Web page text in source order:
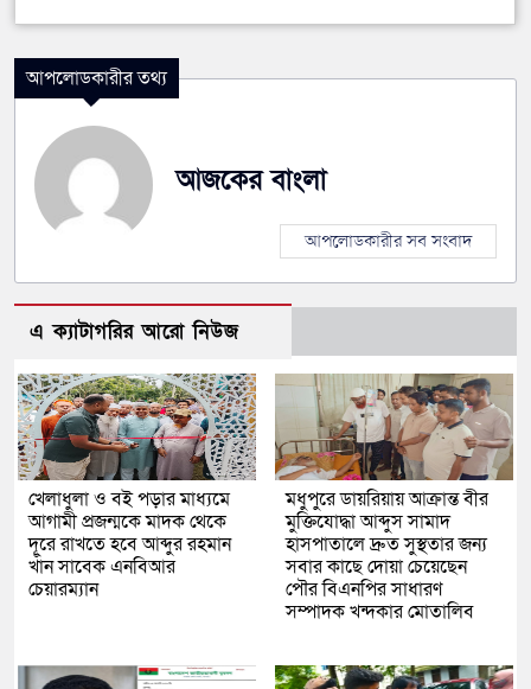
আপলোডকারীর তথ্য
আজকের বাংলা
আপলোডকারীর সব সংবাদ
এ ক্যাটাগরির আরো নিউজ
খেলাধুলা ও বই পড়ার মাধ্যমে
আগামী প্রজন্মকে মাদক থেকে
দূরে রাখতে হবে আব্দুর রহমান
খাঁন সাবেক এনবিআর
চেয়ারম্যান
মধুপুরে ডায়রিয়ায় আক্রান্ত বীর
মুক্তিযোদ্ধা আব্দুস সামাদ
হাসপাতালে দ্রুত সুস্থতার জন্য
সবার কাছে দোয়া চেয়েছেন
পৌর বিএনপির সাধারণ
সম্পাদক খন্দকার মোতালিব